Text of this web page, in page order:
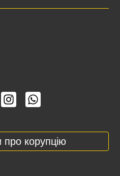
про корупцію